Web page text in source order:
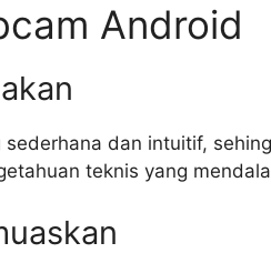
Android
dan intuitif,
teknis yang